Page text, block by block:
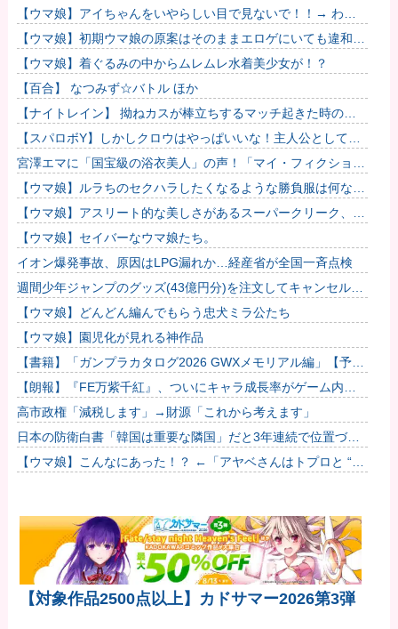
ｯｯｯ
【ウマ娘】アイちゃんをいやらしい目で見ないで！！→ わか
りました…
【ウマ娘】初期ウマ娘の原案はそのままエロゲにいても違和感
がないんだ。
【ウマ娘】着ぐるみの中からムレムレ水着美少女が！？
【百合】 なつみず☆バトル ほか
【ナイトレイン】 拗ねカスが棒立ちするマッチ起きた時の対
処法
【スパロボY】しかしクロウはやっぱいいな！主人公として魅
力的すぎる…！
宮澤エマに「国宝級の浴衣美人」の声！「マイ・フィクショ
ン」イベントで魅せた透明感【画像】
【ウマ娘】ルラちのセクハラしたくなるような勝負服は何なん
だろうね
【ウマ娘】アスリート的な美しさがあるスーパークリーク、い
いよね…
【ウマ娘】セイバーなウマ娘たち。
イオン爆発事故、原因はLPG漏れか…経産省が全国一斉点検
週間少年ジャンプのグッズ(43億円分)を注文してキャンセルし
た32歳女が逮捕
【ウマ娘】どんどん編んでもらう忠犬ミラ公たち
【ウマ娘】園児化が見れる神作品
【書籍】「ガンプラカタログ2026 GWXメモリアル編」【予約
開始】他
【朗報】『FE万紫千紅』、ついにキャラ成長率がゲーム内で
見れるようになる他
高市政権「減税します」→財源「これから考えます」
日本の防衛白書「韓国は重要な隣国」だと3年連続で位置づ
け…韓国メディア！
【ウマ娘】こんなにあった！？ ←「アヤベさんはトプロと “1”
【対象作品2500点以上】カドサマー2026第3弾